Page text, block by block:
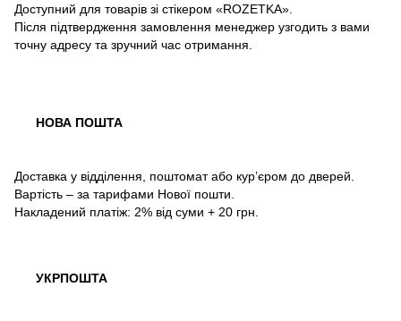
Доступний для товарів зі стікером «ROZETKA».
Після підтвердження замовлення менеджер узгодить з вами
точну адресу та зручний час отримання.
НОВА ПОШТА
Доставка у відділення, поштомат або кур’єром до дверей.
Вартість – за тарифами Нової пошти.
Накладений платіж: 2% від суми + 20 грн.
УКРПОШТА